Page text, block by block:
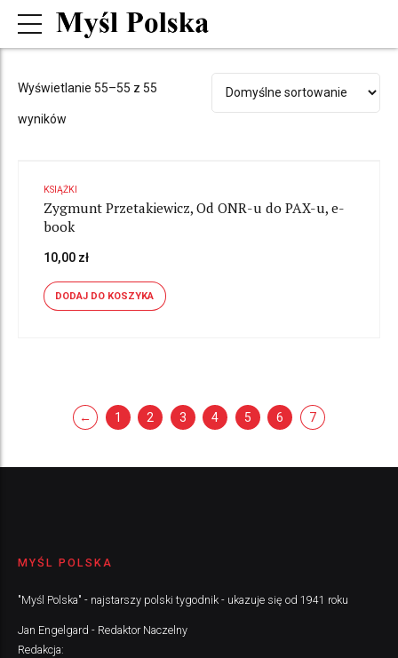
Wyświetlanie 55–55 z 55
wyników
KSIĄŻKI
Zygmunt Przetakiewicz, Od ONR-u do PAX-u, e-
book
10,00 zł
DODAJ DO KOSZYKA
← 1 2 3 4 5 6 7
MYŚL POLSKA
"Myśl Polska" - najstarszy polski tygodnik - ukazuje się od 1941 roku
Jan Engelgard - Redaktor Naczelny
Redakcja: